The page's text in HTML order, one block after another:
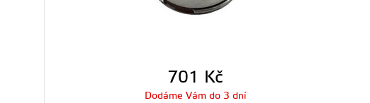
701 Kč
Dodáme Vám do 3 dní